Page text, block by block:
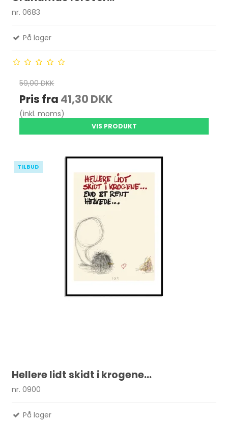
nr. 0683
På lager
59,00 DKK
Pris fra 41,30 DKK
(inkl. moms)
VIS PRODUKT
TILBUD
Hellere lidt skidt i krogene...
nr. 0900
På lager